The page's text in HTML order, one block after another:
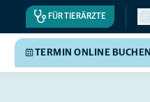
FÜR TIERÄRZTE
TERMIN ONLINE BUCHEN